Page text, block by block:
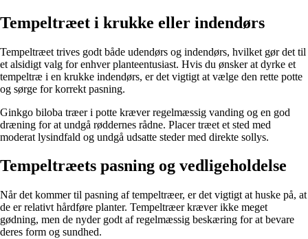
Tempeltræet i krukke eller indendørs
Tempeltræet trives godt både udendørs og indendørs, hvilket gør det til
et alsidigt valg for enhver planteentusiast. Hvis du ønsker at dyrke et
tempeltræ i en krukke indendørs, er det vigtigt at vælge den rette potte
og sørge for korrekt pasning.
Ginkgo biloba træer i potte kræver regelmæssig vanding og en god
dræning for at undgå røddernes rådne. Placer træet et sted med
moderat lysindfald og undgå udsatte steder med direkte sollys.
Tempeltræets pasning og vedligeholdelse
Når det kommer til pasning af tempeltræer, er det vigtigt at huske på, at
de er relativt hårdføre planter. Tempeltræer kræver ikke meget
gødning, men de nyder godt af regelmæssig beskæring for at bevare
deres form og sundhed.